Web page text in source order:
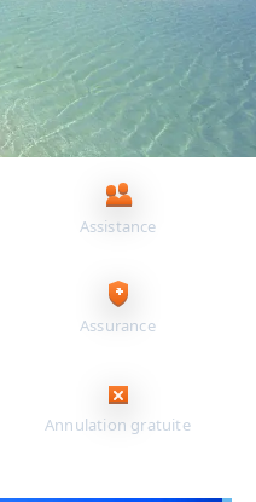
pour vous
Assistance
Assurance
Annulation gratuite